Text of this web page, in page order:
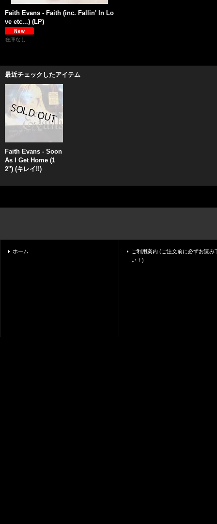
Faith Evans - Faith (inc. Fallin' In Lo
ve etc...) (LP)
在庫なし
最近チェックしたアイテム
Faith Evans - Soon
As I Get Home (1
2'') (キレイ!!)
ホーム
ご利用案内 (ご注文前に必ずお読み
い！)